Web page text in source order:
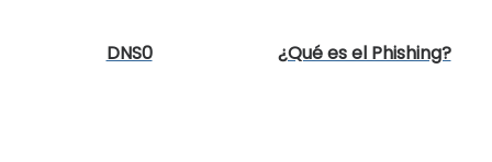
DNS0 ¿Qué es el Phishing?